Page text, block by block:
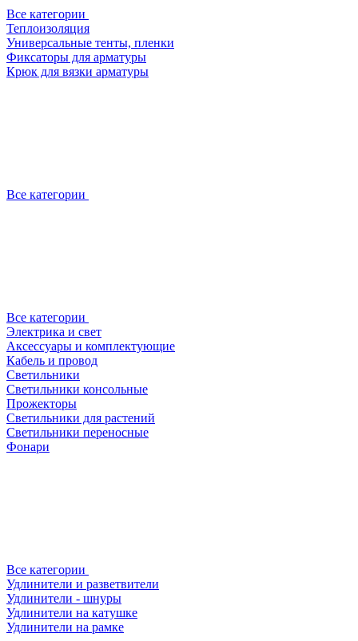
Все категории
Теплоизоляция
Универсальные тенты, пленки
Фиксаторы для арматуры
Крюк для вязки арматуры
Все категории
Все категории
Электрика и свет
Аксессуары и комплектующие
Кабель и провод
Светильники
Светильники консольные
Прожекторы
Светильники для растений
Светильники переносные
Фонари
Все категории
Удлинители и разветвители
Удлинители - шнуры
Удлинители на катушке
Удлинители на рамке